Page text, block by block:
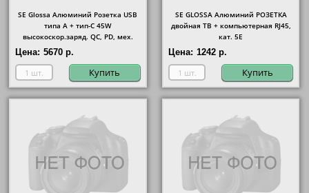
SE Glossa Алюминий Розетка USB
типа A + тип-C 45W
высокоскор.заряд. QC, PD, мех.
Цена: 5670 р.
Купить
SE GLOSSA Алюминий РОЗЕТКА
двойная ТВ + компьютерная RJ45,
кат. 5Е
Цена: 1242 р.
Купить